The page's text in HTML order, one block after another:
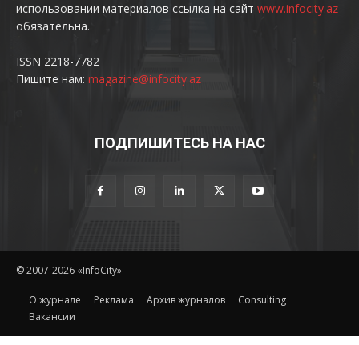
использовании материалов ссылка на сайт www.infocity.az
обязательна.
ISSN 2218-7782
Пишите нам: magazine@infocity.az
ПОДПИШИТЕСЬ НА НАС
© 2007-2026 «InfoCity»
O журнале Реклама Архив журналов
Consulting
Вакансии